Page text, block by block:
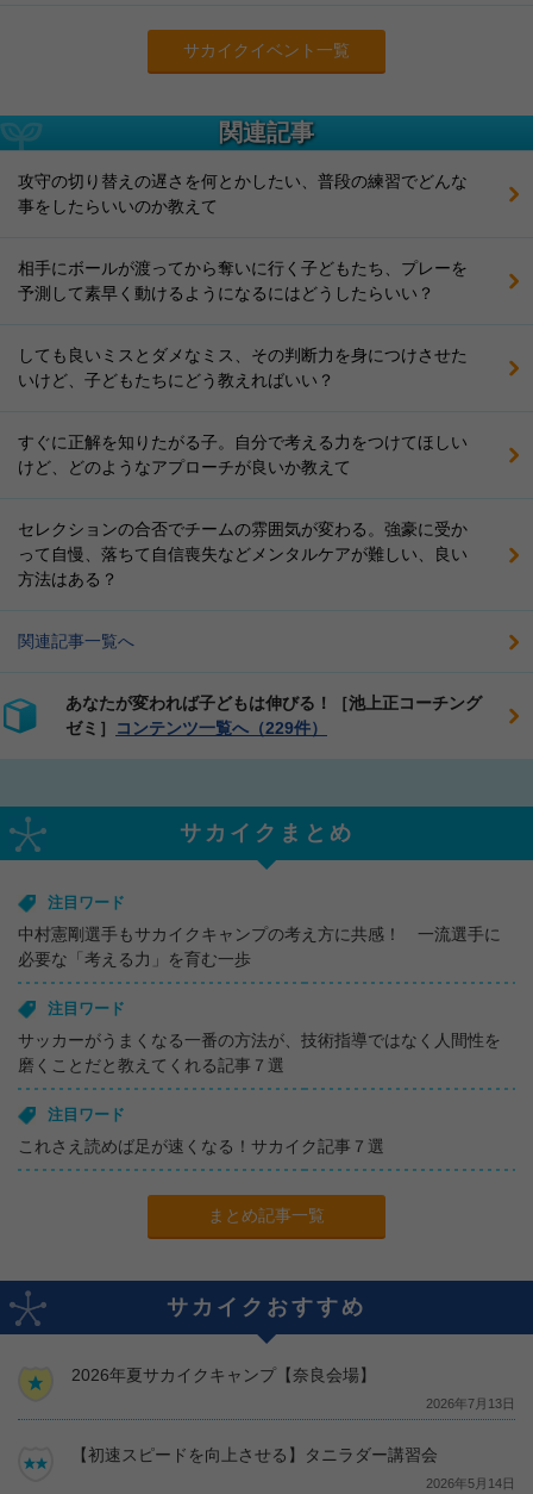
サカイクイベント一覧
関連記事
攻守の切り替えの遅さを何とかしたい、普段の練習でどんな
事をしたらいいのか教えて
相手にボールが渡ってから奪いに行く子どもたち、プレーを
予測して素早く動けるようになるにはどうしたらいい？
しても良いミスとダメなミス、その判断力を身につけさせた
いけど、子どもたちにどう教えればいい？
すぐに正解を知りたがる子。自分で考える力をつけてほしい
けど、どのようなアプローチが良いか教えて
セレクションの合否でチームの雰囲気が変わる。強豪に受か
って自慢、落ちて自信喪失などメンタルケアが難しい、良い
方法はある？
関連記事一覧へ
あなたが変われば子どもは伸びる！［池上正コーチング
ゼミ］
コンテンツ一覧へ（229件）
サカイクまとめ
注目ワード
中村憲剛選手もサカイクキャンプの考え方に共感！ 一流選手に
必要な「考える力」を育む一歩
注目ワード
サッカーがうまくなる一番の方法が、技術指導ではなく人間性を
磨くことだと教えてくれる記事７選
注目ワード
これさえ読めば足が速くなる！サカイク記事７選
まとめ記事一覧
サカイクおすすめ
2026年夏サカイクキャンプ【奈良会場】
2026年7月13日
【初速スピードを向上させる】タニラダー講習会
2026年5月14日